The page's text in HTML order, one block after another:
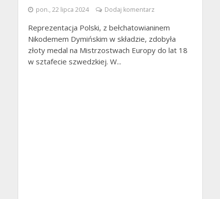
pon., 22 lipca 2024 Dodaj komentarz
Reprezentacja Polski, z bełchatowianinem
Nikodemem Dymińskim w składzie, zdobyła
złoty medal na Mistrzostwach Europy do lat 18
w sztafecie szwedzkiej. W...